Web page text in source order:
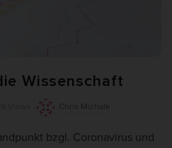
Wissenschaft
Chris Michalk
bzgl. Coronavirus und
alle verwendeten Cookies. Sie
Auswahl verwenden